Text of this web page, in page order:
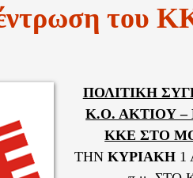
του
ΠΟΛΙΤΙΚΗ
Κ.Ο. ΑΚΤΙΟΥ
ΚΚΕ ΣΤΟ
ΤΗΝ ΚΥΡΙΑΚΗ1